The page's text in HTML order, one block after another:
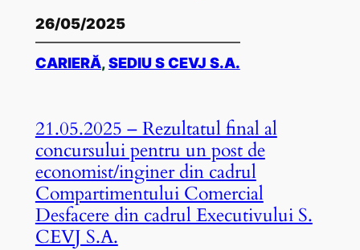
26/05/2025
CARIERĂ, SEDIU S CEVJ S.A.
21.05.2025 – Rezultatul final al
concursului pentru un post de
economist/inginer din cadrul
Compartimentului Comercial
Desfacere din cadrul Executivului S.
CEVJ S.A.